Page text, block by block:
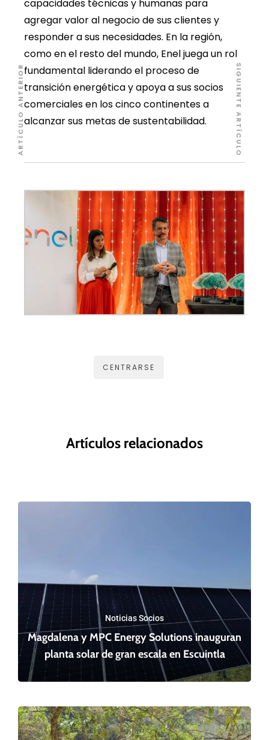
capacidades técnicas y humanas para
agregar valor al negocio de sus clientes y
responder a sus necesidades. En la región,
como en el resto del mundo, Enel juega un rol
fundamental liderando el proceso de
transición energética y apoya a sus socios
comerciales en los cinco continentes a
alcanzar sus metas de sustentabilidad.
CENTRARSE
Artículos relacionados
Noticias Socios
Magdalena y MPC Energy Solutions inauguran
planta solar de gran escala en Escuintla
ARTÍCULO ANTERIOR SIGUIENTE ARTÍCULO